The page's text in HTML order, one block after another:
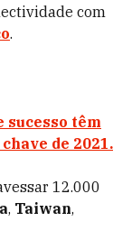
com
.
sucesso têm
de 2021.
12.000
, Taiwan,